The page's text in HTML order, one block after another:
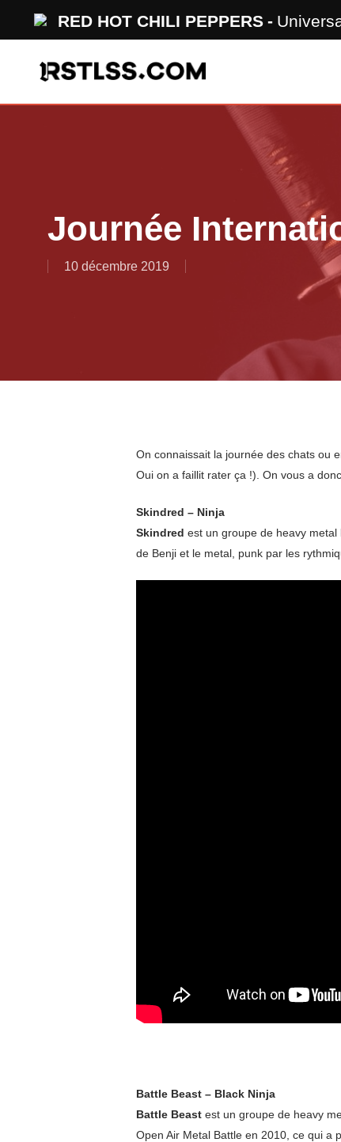
RED HOT CHILI PEPPERS
Journée
10 décembre 2019
On connaissait la journée des chats ou
Oui on a faillit rater ça !). On vous a
Skindred – Ninja
Skindred est un groupe de heavy
de Benji et le metal, punk par les
Battle Beast – Black Ninja
Battle Beast est un groupe de heavy
Open Air Metal Battle en 2010, ce qui a